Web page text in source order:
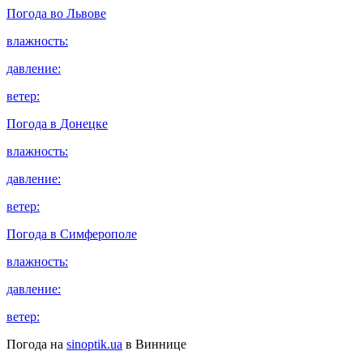
Погода во Львове
влажность:
давление:
ветер:
Погода в Донецке
влажность:
давление:
ветер:
Погода в Симферополе
влажность:
давление:
ветер:
Погода на sinoptik.ua в Виннице